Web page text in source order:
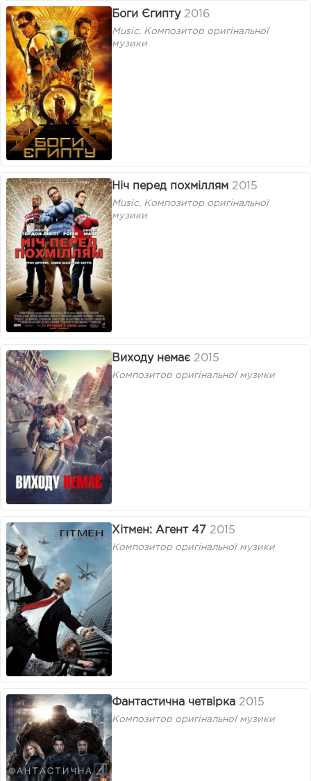
Боги Єгипту 2016
Music, Композитор оригінальної
музики
Ніч перед похміллям 2015
Music, Композитор оригінальної
музики
Виходу немає 2015
Композитор оригінальної музики
Хітмен: Агент 47 2015
Композитор оригінальної музики
Фантастична четвірка 2015
Композитор оригінальної музики